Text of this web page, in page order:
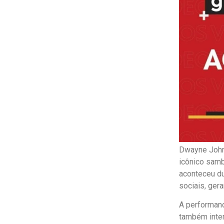
Dwayne
icônico
aconteceu
sociais,
A
também